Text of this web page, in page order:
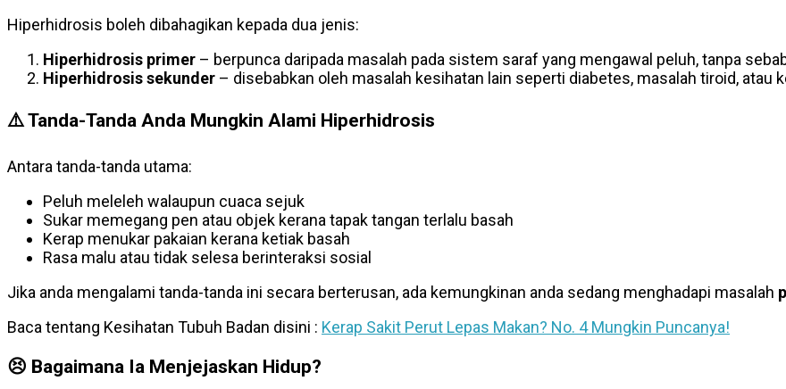
Hiperhidrosis boleh dibahagikan kepada dua jenis:
Hiperhidrosis primer – berpunca daripada masalah pada sistem saraf yang mengawal peluh, tanpa
Hiperhidrosis sekunder – disebabkan oleh masalah kesihatan lain seperti diabetes, masalah tiroid, atau
⚠️Tanda-Tanda Anda Mungkin Alami Hiperhidrosis
Antara tanda-tanda utama:
Peluh meleleh walaupun cuaca sejuk
Sukar memegang pen atau objek kerana tapak tangan terlalu basah
Kerap menukar pakaian kerana ketiak basah
Rasa malu atau tidak selesa berinteraksi sosial
Jika anda mengalami tanda-tanda ini secara berterusan, ada kemungkinan anda sedang menghadapi masalah
Baca tentang Kesihatan Tubuh Badan disini : Kerap Sakit Perut Lepas Makan? No. 4 Mungkin Puncanya!
😣 Bagaimana Ia Menjejaskan Hidup?